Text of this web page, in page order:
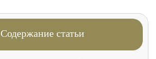
Содержание статьи